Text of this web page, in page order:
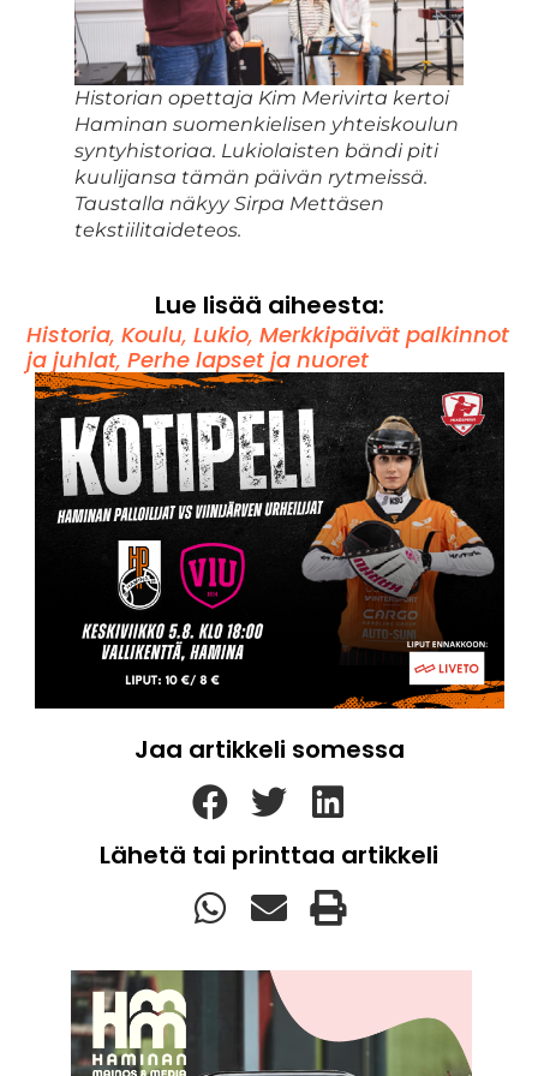
Historian opettaja Kim Merivirta kertoi
Haminan suomenkielisen yhteiskoulun
syntyhistoriaa. Lukiolaisten bändi piti
kuulijansa tämän päivän rytmeissä.
Taustalla näkyy Sirpa Mettäsen
tekstiilitaideteos.
Lue lisää aiheesta:
Historia,Koulu,Lukio,Merkkipäivät palkinnot
ja juhlat,Perhe lapset ja nuoret
Jaa artikkeli somessa
Lähetä tai printtaa artikkeli